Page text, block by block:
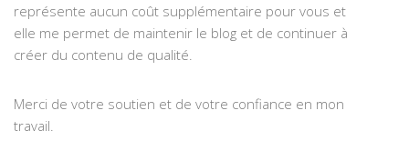
représente aucun coût supplémentaire pour vous et
elle me permet de maintenir le blog et de continuer à
créer du contenu de qualité.
Merci de votre soutien et de votre confiance en mon
travail.